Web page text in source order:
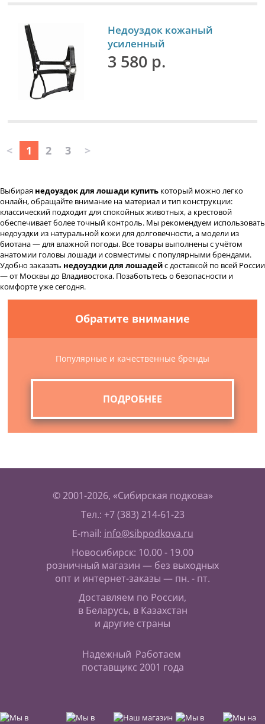
Недоуздок кожаный
усиленный
3 580 р.
< 1 2 3 >
Выбирая недоуздок для лошади купить который можно легко
онлайн, обращайте внимание на материал и тип конструкции:
классический подходит для спокойных животных, а крестовой
обеспечивает более точный контроль. Мы рекомендуем использовать
недоуздки из натуральной кожи для долговечности, а модели из
биотана — для влажной погоды. Все товары выполнены с учётом
анатомии головы лошади и совместимы с популярными брендами.
Удобно заказать недоуздки для лошадейс доставкой по всей России
— от Москвы до Владивостока. Позаботьтесь о безопасности и
комфорте уже сегодня.
Обратите внимание
Популярные и качественные бренды
ПОДРОБНЕЕ
© 2001-2026, «Сибирская подкова»
Тел.: +7 (383) 214-61-23
E-mail: info@sibpodkova.ru
Новосибирск: 10.00 - 19.00
розничный магазин — без выходных
опт и интернет-заказы — пн. - пт.
Доставляем по России,
в Беларусь, в Казахстан
и другие страны
Надежный
поставщик
Работаем
с 2001 года